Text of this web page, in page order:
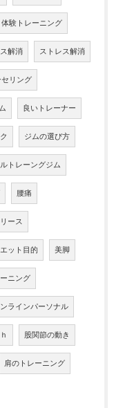
体験トレーニング
解消 ストレス解消
セリング
良いトレーナー
ジムの選び方
トレーングジム
腰痛
ース
ット目的 美脚
ニング
ラインパーソナル
股関節の動き
肩のトレーニング